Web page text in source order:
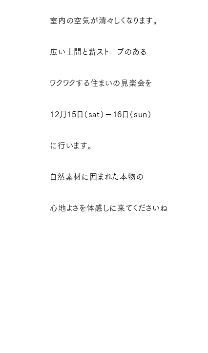
室内の空気が清々しくなります。
広い土間と薪スト－ブのある
ワクワクする住まいの見楽会を
12月15日（sat）－16日（sun）
に行います。
自然素材に囲まれた本物の
心地よさを体感しに来てくださいね